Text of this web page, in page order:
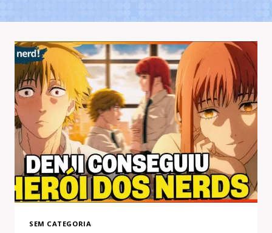
SEM CATEGORIA